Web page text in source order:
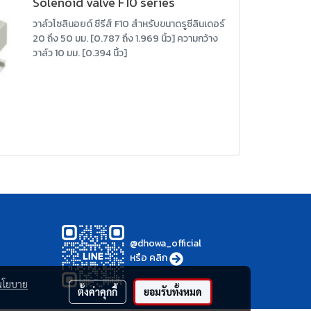
วาล์วโซลินอยด์ ซีรีส์ F10 สำหรับขนาดรูซีลินเดอร์
20 ถึง 50 มม. [0.787 ถึง 1.969 นิ้ว] ความกว้าง
วาล์ว 10 มม. [0.394 นิ้ว]
@dhowa_official
หรือ คลิก
ยบาย
ตั้งค่าคุกกี้ ยอมรับทั้งหมด